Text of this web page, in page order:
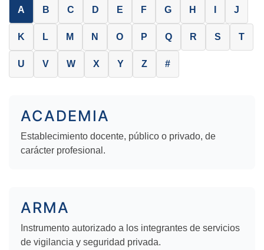
A B C D E F G H J
K L M N O P Q R S T
U V W X Y Z #
ACADEMIA
Establecimiento docente, público o privado, de
carácter profesional.
ARMA
Instrumento autorizado a los integrantes de servicios
de vigilancia y seguridad privada.